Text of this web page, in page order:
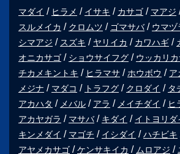
マダイ ヒラメ イサキ カサゴ マアジ
スルメイカ
クロムツ ゴマサバ ウマヅ
シマアジ
スズキ ヤリイカ カワハギ
オニカサゴ
ショウサイフグ ウッカリ
チカメキントキ
ヒラマサ ホウボウ
ア
メジナ
マダコ トラフグ クロダイ タ
アカハタ
メバル アラ メイチダイ
ヒ
アカヤガラ
マサバ キダイ イトヨリダ
キンメダイ
マゴチ イシダイ ハチビキ
アヤメカサゴ
ケンサキイカ ムロアジ